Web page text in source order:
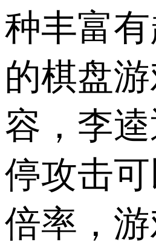
种丰富
的棋盘
容，李
停攻击
倍率，